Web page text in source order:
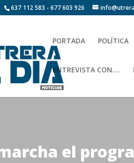
637 112 583 - 677 603 926
PORTADA POLÍTICA
ENTREVISTA CON….
el